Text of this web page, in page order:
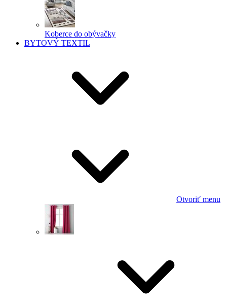
Koberce do obývačky
BYTOVÝ TEXTIL
Otvoriť menu